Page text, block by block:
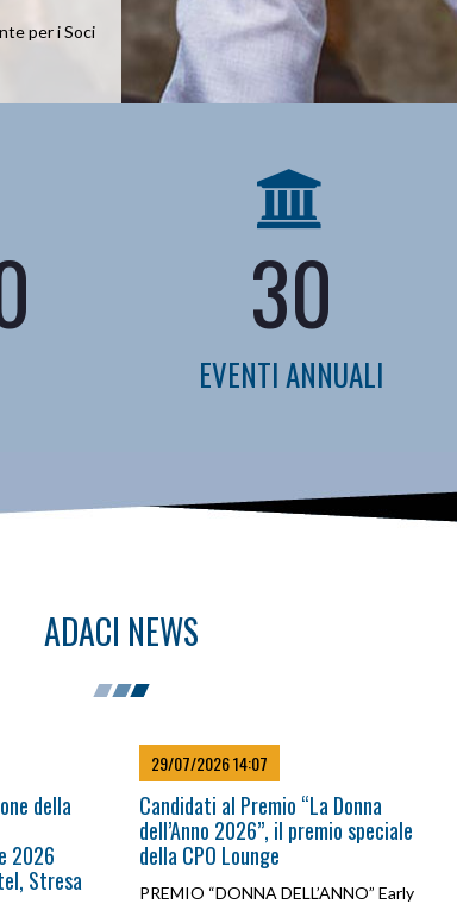
per i Soci
30
EVENTI ANNUALI
ADACI NEWS
della
2026
Stresa
29/07/2026 14:07
Candidati al Premio “La Donna
dell’Anno 2026”, il premio speciale
della CPO Lounge
PREMIO “DONNA DELL’ANNO” Early